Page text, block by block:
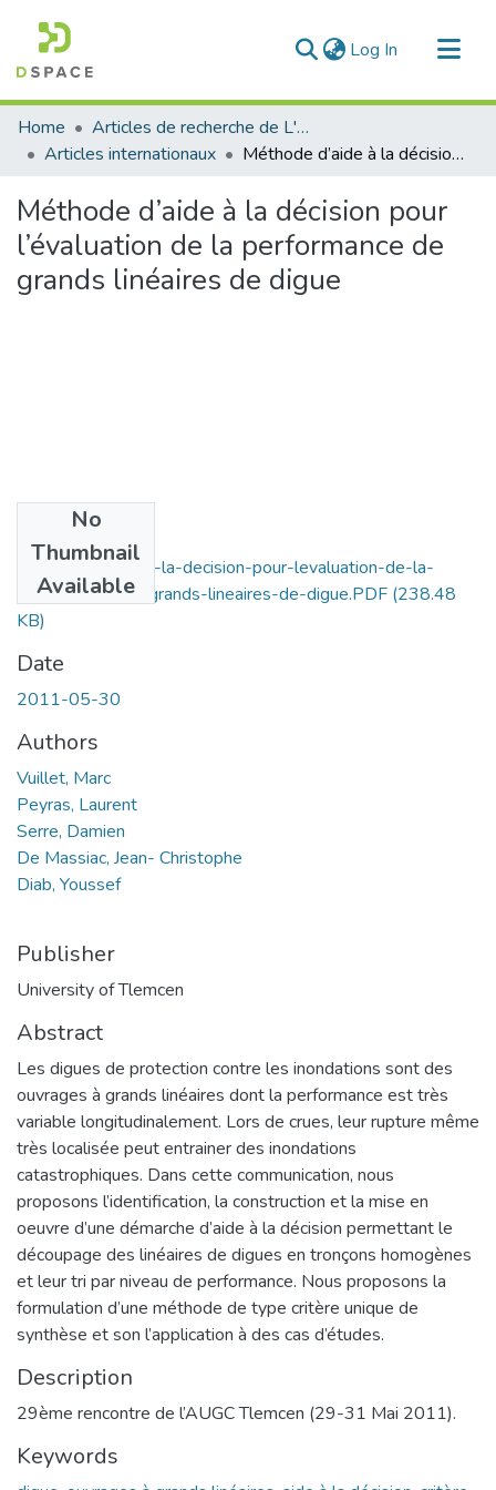
Log In (current)
Communities & Collections
All of DSpace
Home
Articles de recherche de L'UABT
Articles internationaux
Méthode d’aide à la décision pour l’évaluation de la performance de grands linéaires de digue
Méthode d’aide à la décision pour
l’évaluation de la performance de
grands linéaires de digue
No
Thumbnail
Available
Methode-daide-a-la-decision-pour-levaluation-de-la-
performance-de-grands-lineaires-de-digue.PDF (238.48
KB)
Date
2011-05-30
Authors
Vuillet, Marc
Peyras, Laurent
Serre, Damien
De Massiac, Jean- Christophe
Diab, Youssef
Publisher
University of Tlemcen
Abstract
Les digues de protection contre les inondations sont des
ouvrages à grands linéaires dont la performance est très
variable longitudinalement. Lors de crues, leur rupture même
très localisée peut entrainer des inondations
catastrophiques. Dans cette communication, nous
proposons l’identification, la construction et la mise en
oeuvre d’une démarche d’aide à la décision permettant le
découpage des linéaires de digues en tronçons homogènes
et leur tri par niveau de performance. Nous proposons la
formulation d’une méthode de type critère unique de
synthèse et son l’application à des cas d’études.
Description
29ème rencontre de l’AUGC Tlemcen (29-31 Mai 2011).
Keywords